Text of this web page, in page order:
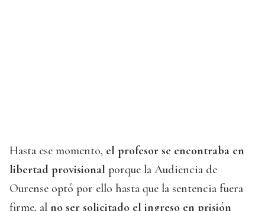
Hasta ese momento, el profesor se encontraba en
libertad provisional porque la Audiencia de
Ourense optó por ello hasta que la sentencia fuera
firme, al no ser solicitado el ingreso en prisión